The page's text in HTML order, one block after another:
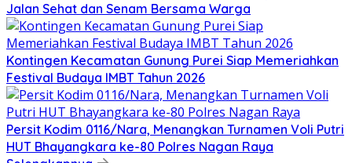
Jalan Sehat dan Senam Bersama Warga
Kontingen Kecamatan Gunung Purei Siap Memeriahkan
Festival Budaya IMBT Tahun 2026
Persit Kodim 0116/Nara, Menangkan Turnamen Voli Putri
HUT Bhayangkara ke-80 Polres Nagan Raya